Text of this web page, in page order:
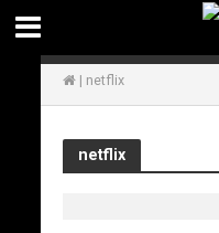
| netflix
netflix